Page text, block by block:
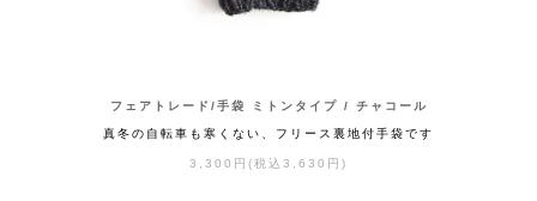
フェアトレード/手袋 ミトンタイプ / チャコール
真冬の自転車も寒くない、フリース裏地付手袋です
3,300円(税込3,630円)